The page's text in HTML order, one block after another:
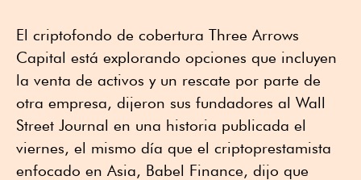
El criptofondo de cobertura Three Arrows
Capital está explorando opciones que incluyen
la venta de activos y un rescate por parte de
otra empresa, dijeron sus fundadores al Wall
Street Journal en una historia publicada el
viernes, el mismo día que el criptoprestamista
enfocado en Asia, Babel Finance, dijo que